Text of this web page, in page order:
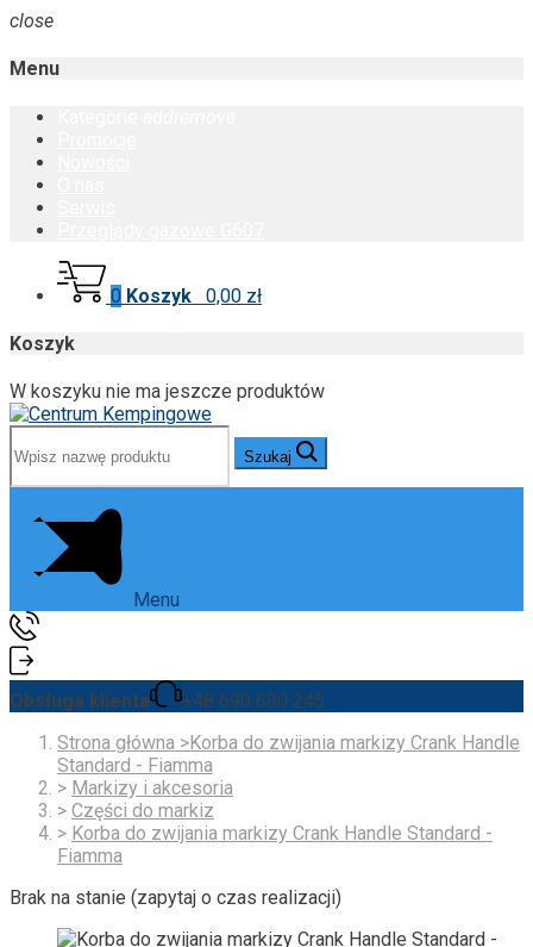
close
Menu
0 Koszyk 0,00 zł
Koszyk
W koszyku nie ma jeszcze produktów
Szukaj
Menu
Obsługa klienta
+48 690 680 245
Strona główna >Korba do zwijania markizy Crank Handle
Standard - Fiamma
> Markizy i akcesoria
> Części do markiz
> Korba do zwijania markizy Crank Handle Standard -
Fiamma
Brak na stanie (zapytaj o czas realizacji)